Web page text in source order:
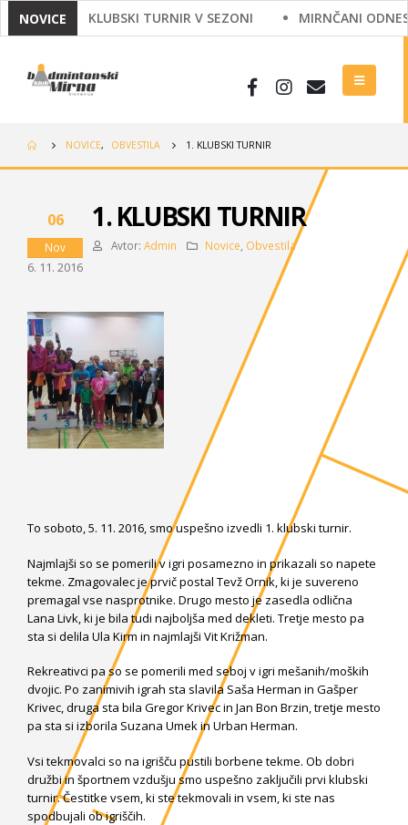
NOVICE
ZADNJI KLUBSKI TURNIR V SEZONI MIRNČANI ODNESLI
NOVICE, OBVESTILA 1. KLUBSKI TURNIR
06
Nov
6. 11. 2016
1. KLUBSKI TURNIR
Avtor: Admin Novice Obvestila
To soboto, 5. 11. 2016, smo uspešno izvedli 1. klubski turnir.
Najmlajši so se pomerili v igri posamezno in prikazali so napete
tekme. Zmagovalec je prvič postal Tevž Ornik, ki je suvereno
premagal vse nasprotnike. Drugo mesto je zasedla odlična
Lana Livk, ki je bila tudi najboljša med dekleti. Tretje mesto pa
sta si delila Ula Kirm in najmlajši Vit Križman.
Rekreativci pa so se pomerili med seboj v igri mešanih/moških
dvojic. Po zanimivih igrah sta slavila Saša Herman in Gašper
Krivec, druga sta bila Gregor Krivec in Jan Bon Brzin, tretje mesto
pa sta si izborila Suzana Umek in Urban Herman.
Vsi tekmovalci so na igrišču pustili borbene tekme. Ob dobri
družbi in športnem vzdušju smo uspešno zaključili prvi klubski
turnir. Čestitke vsem, ki ste tekmovali in vsem, ki ste nas
spodbujali ob igriščih.